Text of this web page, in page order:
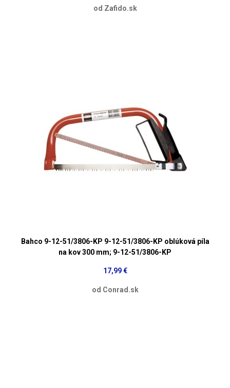
od Zafido.sk
Bahco 9-12-51/3806-KP 9-12-51/3806-KP oblúková píla
na kov 300 mm; 9-12-51/3806-KP
17,99 €
od Conrad.sk